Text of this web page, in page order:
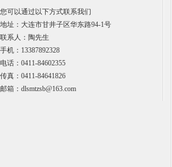
您可以通过以下方式联系我们
地址：大连市甘井子区华东路94-1号
联系人：陶先生
手机：13387892328
电话：0411-84602355
传真：0411-84641826
邮箱：dlsmtzsb@163.com